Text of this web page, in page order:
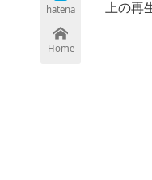
hatena
Home
上の再